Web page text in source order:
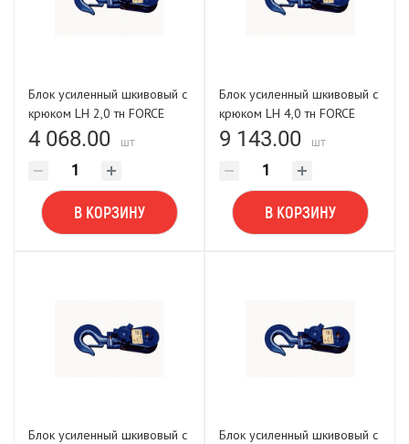
Блок усиленный шкивовый с
крюком LH 2,0 тн FORCE
LIFTING
4 068.00 шт
В КОРЗИНУ
Блок усиленный шкивовый с
крюком LH 4,0 тн FORCE
LIFTING
9 143.00 шт
В КОРЗИНУ
Блок усиленный шкивовый с
Блок усиленный шкивовый с